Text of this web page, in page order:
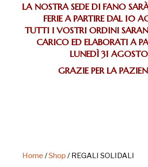
LA NOSTRA SEDE DI FANO
FERIE A PARTIRE DAL 10
TUTTI I VOSTRI ORDINI
CARICO ED ELABORATI A
LUNEDÌ 31
GRAZIE PER LA
Home /Shop / REGALI SOLIDALI